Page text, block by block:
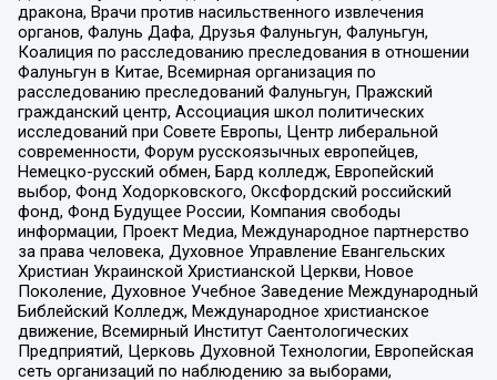
дракона, Врачи против насильственного извлечения
органов, Фалунь Дафа, Друзья Фалуньгун, Фалуньгун,
Коалиция по расследованию преследования в отношении
Фалуньгун в Китае, Всемирная организация по
расследованию преследований Фалуньгун, Пражский
гражданский центр, Ассоциация школ политических
исследований при Совете Европы, Центр либеральной
современности, Форум русскоязычных европейцев,
Немецко-русский обмен, Бард колледж, Европейский
выбор, Фонд Ходорковского, Оксфордский российский
фонд, Фонд Будущее России, Компания свободы
информации, Проект Медиа, Международное партнерство
за права человека, Духовное Управление Евангельских
Христиан Украинской Христианской Церкви, Новое
Поколение, Духовное Учебное Заведение Международный
Библейский Колледж, Международное христианское
движение, Всемирный Институт Саентологических
Предприятий, Церковь Духовной Технологии, Европейская
сеть организаций по наблюдению за выборами,